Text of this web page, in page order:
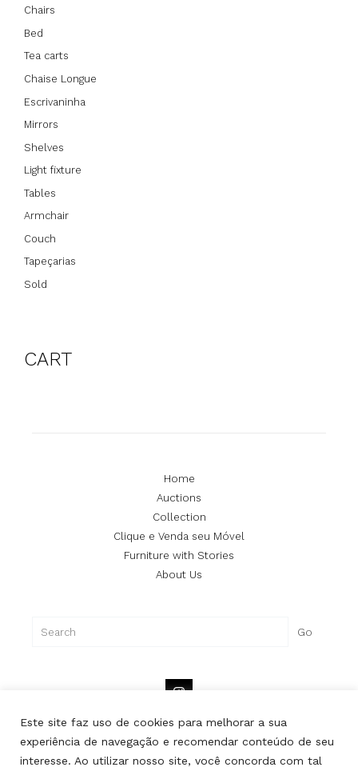
Este site faz uso de cookies para melhorar a sua
experiência de navegação e recomendar conteúdo de seu
interesse. Ao utilizar nosso site, você concorda com tal
Chairs
Bed
Tea carts
Chaise Longue
Escrivaninha
Mirrors
Shelves
Light fixture
Tables
Armchair
Couch
Tapeçarias
Sold
CART
Home
Auctions
Collection
Clique e Venda seu Móvel
Furniture with Stories
About Us
Go